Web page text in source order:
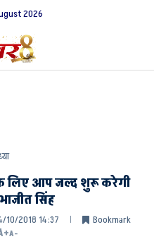
2026
के लिए आप जल्द शुरू करेगी
सिंह
10/2018 14:37
Bookmark
A-